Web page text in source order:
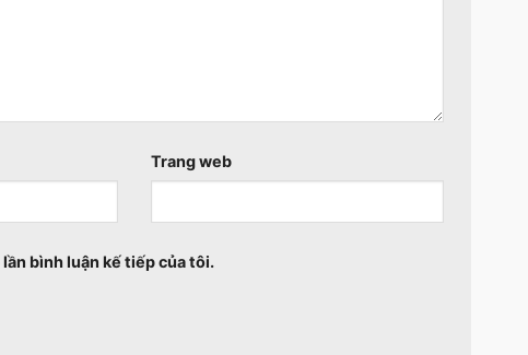
Trang web
bình luận kế tiếp của tôi.